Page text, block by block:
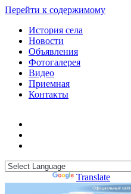
Перейти к содержимому
История села
Новости
Объявления
Фотогалерея
Видео
Приемная
Контакты
Translate